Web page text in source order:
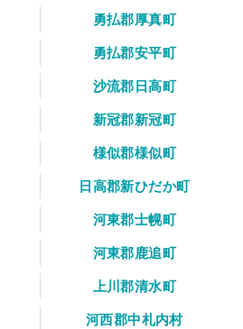
勇払郡厚真町
勇払郡安平町
沙流郡日高町
新冠郡新冠町
様似郡様似町
日高郡新ひだか町
河東郡士幌町
河東郡鹿追町
上川郡清水町
河西郡中札内村